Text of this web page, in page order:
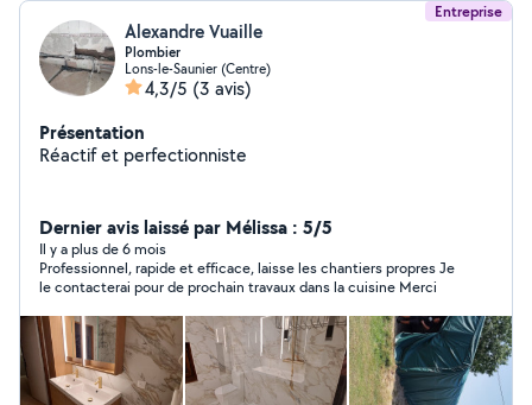
Entreprise
Alexandre Vuaille
Plombier
Lons-le-Saunier (Centre)
4,3/5 (3 avis)
Présentation
Réactif et perfectionniste
Dernier avis laissé par Mélissa : 5/5
Il y a plus de 6 mois
Professionnel, rapide et efficace, laisse les chantiers propres Je
le contacterai pour de prochain travaux dans la cuisine Merci